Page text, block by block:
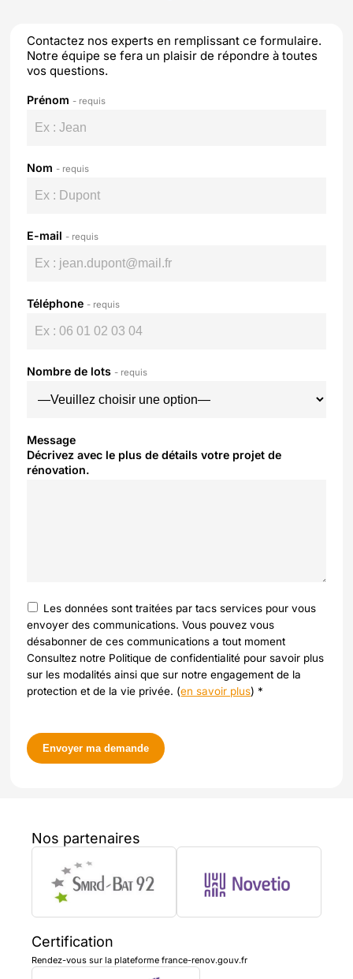
Contactez nos experts en remplissant ce formulaire.
Notre équipe se fera un plaisir de répondre à toutes
vos questions.
Prénom
Nom
E-mail
Téléphone
Nombre de lots
Message
Décrivez avec le plus de détails votre projet de
rénovation.
Les données sont traitées par tacs services pour vous
envoyer des communications. Vous pouvez vous
désabonner de ces communications a tout moment
Consultez notre Politique de confidentialité pour savoir plus
sur les modalités ainsi que sur notre engagement de la
protection et de la vie privée. (en savoir plus) *
Nos partenaires
Certification
Rendez-vous sur la plateforme france-renov.gouv.fr